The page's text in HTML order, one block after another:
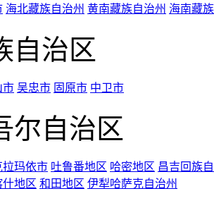
海北藏族自治州 黄南藏族自治州 海南藏
自治区
市 吴忠市 固原市 中卫市
尔自治区
拉玛依市 吐鲁番地区 哈密地区 昌吉回族
什地区 和田地区 伊犁哈萨克自治州